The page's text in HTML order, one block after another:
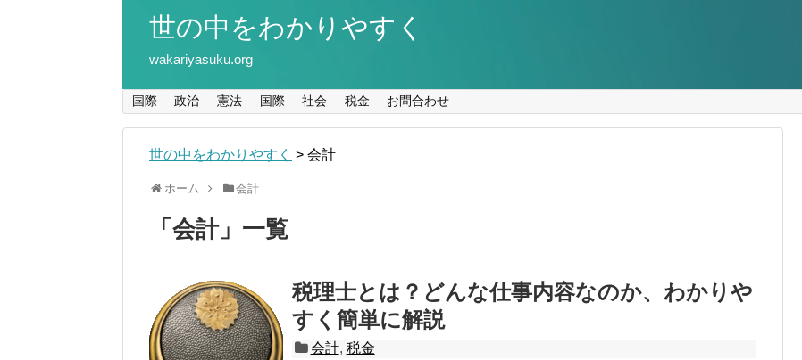
世の中をわかりやすく
wakariyasuku.org
国際 政治 憲法 国際 社会 税金 お問合わせ
世の中をわかりやすく > 会計
ホーム 会計
「 会計」 一覧
税理士とは？どんな仕事内容なのか、わかりや
すく簡単に解説
会計, 税金